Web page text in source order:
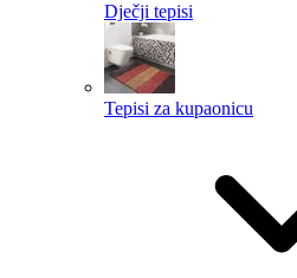
Dječji tepisi
Tepisi za kupaonicu